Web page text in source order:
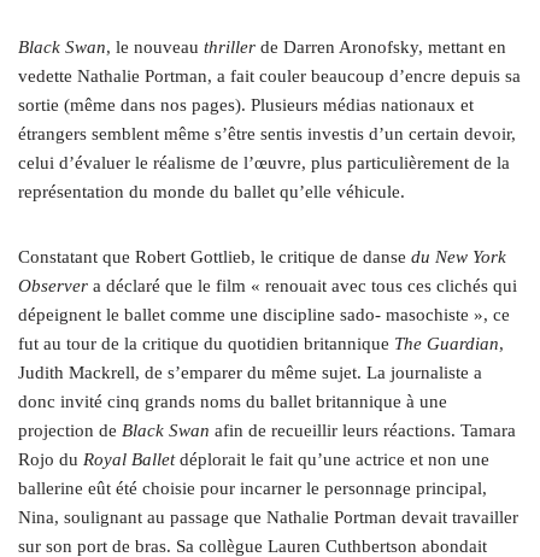
Black Swan, le nouveau thriller de Darren Aronofsky, mettant en
vedette Nathalie Portman, a fait couler beaucoup d’encre depuis sa
sortie (même dans nos pages). Plusieurs médias nationaux et
étrangers semblent même s’être sentis investis d’un certain devoir,
celui d’évaluer le réalisme de l’œuvre, plus particulièrement de la
représentation du monde du ballet qu’elle véhicule.
Constatant que Robert Gottlieb, le critique de danse du New York
Observer a déclaré que le film « renouait avec tous ces clichés qui
dépeignent le ballet comme une discipline sado- masochiste », ce
fut au tour de la critique du quotidien britannique The Guardian,
Judith Mackrell, de s’emparer du même sujet. La journaliste a
donc invité cinq grands noms du ballet britannique à une
projection de Black Swan afin de recueillir leurs réactions. Tamara
Rojo du Royal Balletdéplorait le fait qu’une actrice et non une
ballerine eût été choisie pour incarner le personnage principal,
Nina, soulignant au passage que Nathalie Portman devait travailler
sur son port de bras. Sa collègue Lauren Cuthbertson abondait